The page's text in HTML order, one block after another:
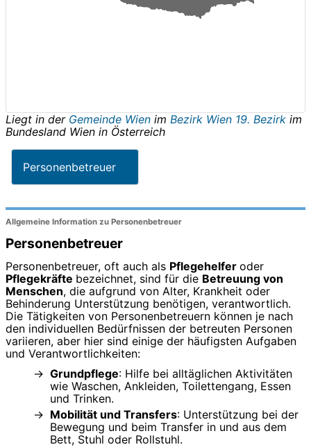
Liegt in der Gemeinde Wien im Bezirk Wien 19. Bezirk im
Bundesland Wien in Österreich
Personenbetreuer
Allgemeine Information zu Personenbetreuer
Personenbetreuer
Personenbetreuer, oft auch als Pflegehelfer oder
Pflegekräfte bezeichnet, sind für die Betreuung von
Menschen, die aufgrund von Alter, Krankheit oder
Behinderung Unterstützung benötigen, verantwortlich.
Die Tätigkeiten von Personenbetreuern können je nach
den individuellen Bedürfnissen der betreuten Personen
variieren, aber hier sind einige der häufigsten Aufgaben
und Verantwortlichkeiten:
Grundpflege: Hilfe bei alltäglichen Aktivitäten
wie Waschen, Ankleiden, Toilettengang, Essen
und Trinken.
Mobilität und Transfers: Unterstützung bei der
Bewegung und beim Transfer in und aus dem
Bett, Stuhl oder Rollstuhl.